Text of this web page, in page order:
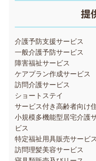
提
介護予防支援サービス
一般介護予防サービス
障害福祉サービス
ケアプラン作成サービス
訪問介護サービス
ショートステイ
サービス付き高齢者向け
小規模多機能型居宅介護
ビス
特定福祉用具販売サービス
訪問理髪美容サービス